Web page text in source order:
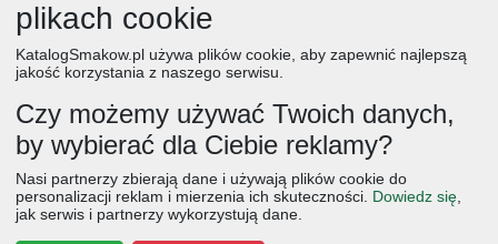
salatki
boże narodzenie warzywa wielkanoc
przekaski
dania główne
jajka wegetariańskie czekolada
plikach cookie
KatalogSmakow.pl używa plików cookie, aby zapewnić najlepszą
jakość korzystania z naszego serwisu.
Czy możemy używać Twoich danych,
by wybierać dla Ciebie reklamy?
Nasi partnerzy zbierają dane i używają plików cookie do
personalizacji reklam i mierzenia ich skuteczności. Dowiedz się
jak serwis i partnerzy wykorzystują dane.